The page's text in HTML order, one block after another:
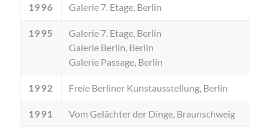
1996 Galerie 7. Etage, Berlin
1995
Galerie 7. Etage, Berlin
Galerie Berlin, Berlin
Galerie Passage, Berlin
1992 Freie Berliner Kunstausstellung, Berlin
1991 Vom Gelächter der Dinge, Braunschweig